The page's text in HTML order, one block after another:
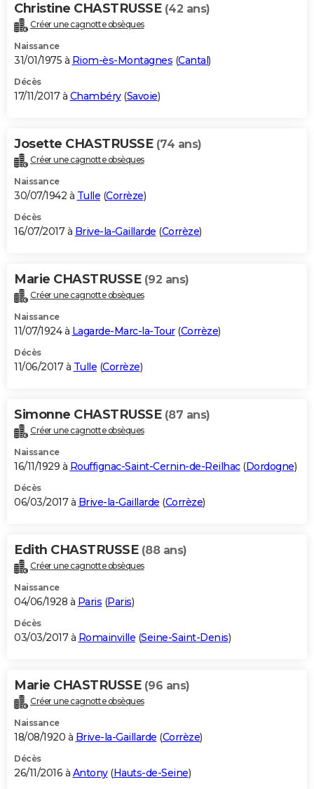
Christine CHASTRUSSE (42 ans)
Créer une cagnotte obsèques
Naissance
31/01/1975 à Riom-ès-Montagnes (Cantal)
Décès
17/11/2017 à Chambéry(Savoie)
Josette CHASTRUSSE (74 ans)
Créer une cagnotte obsèques
Naissance
30/07/1942 à Tulle (Corrèze)
Décès
16/07/2017 à Brive-la-Gaillarde (Corrèze)
Marie CHASTRUSSE (92 ans)
Créer une cagnotte obsèques
Naissance
11/07/1924 à Lagarde-Marc-la-Tour(Corrèze)
Décès
11/06/2017 à Tulle (Corrèze)
Simonne CHASTRUSSE (87 ans)
Créer une cagnotte obsèques
Naissance
16/11/1929 à Rouffignac-Saint-Cernin-de-Reilhac(Dordogne)
Décès
06/03/2017 à Brive-la-Gaillarde (Corrèze)
Edith CHASTRUSSE (88 ans)
Créer une cagnotte obsèques
Naissance
04/06/1928 à Paris (Paris)
Décès
03/03/2017 à Romainville (Seine-Saint-Denis)
Marie CHASTRUSSE (96 ans)
Créer une cagnotte obsèques
Naissance
18/08/1920 à Brive-la-Gaillarde (Corrèze)
Décès
26/11/2016 à Antony(Hauts-de-Seine)